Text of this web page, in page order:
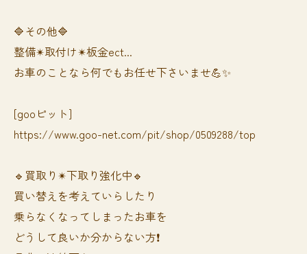
🔷その他🔷
整備✴︎取付け✴︎板金ect...
お車のことなら何でもお任せ下さいませ💪✨
[gooピット]
https://www.goo-net.com/pit/shop/0509288/top
🔹買取り✴︎下取り強化中🔹
買い替えを考えていらしたり
乗らなくなってしまったお車を
どうして良いか分からない方❗️